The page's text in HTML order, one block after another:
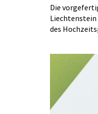
Die
Liechtenstein
des